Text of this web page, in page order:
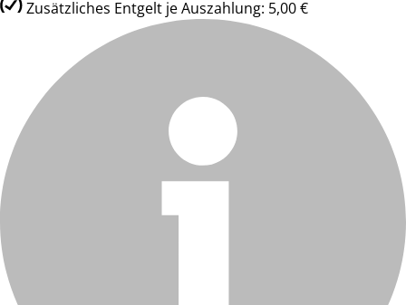
Zusätzliches Entgelt je Auszahlung: 5,00 €